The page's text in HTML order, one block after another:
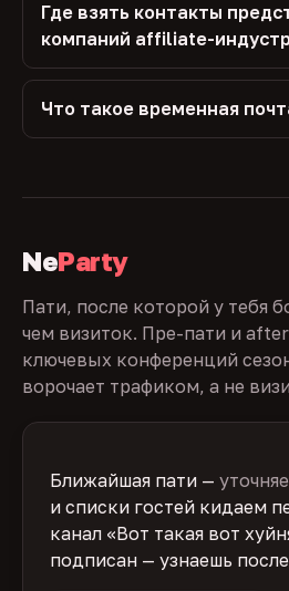
Где взять контакты
компаний affiliate-
Что такое временная
NeParty
Пати, после которой у тебя
чем визиток. Пре-пати и
ключевых конференций
ворочает трафиком, а не
Ближайшая пати —
и списки гостей кидаем
канал «Вот такая вот
подписан — узнаешь